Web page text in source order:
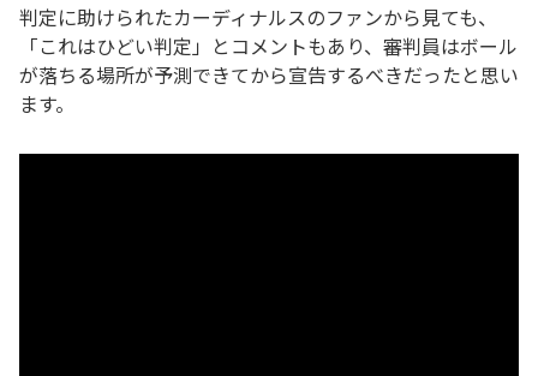
判定に助けられたカーディナルスのファンから見ても、
「これはひどい判定」とコメントもあり、審判員はボール
が落ちる場所が予測できてから宣告するべきだったと思い
ます。